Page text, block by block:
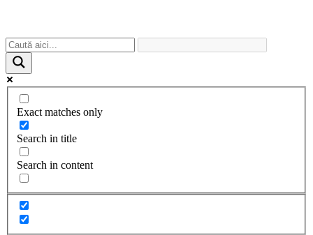
Exact matches only
Search in title
Search in content